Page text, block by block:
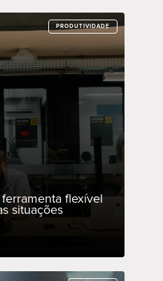
PRODUTIVIDADE
flexível
situações
PRODUTIVIDADE